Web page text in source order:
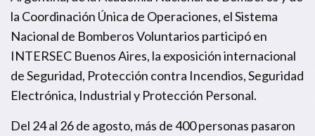
la Coordinación Única de Operaciones, el Sistema
Nacional de Bomberos Voluntarios participó en
INTERSEC Buenos Aires, la exposición internacional
de Seguridad, Protección contra Incendios, Seguridad
Electrónica, Industrial y Protección Personal.
Del 24 al 26 de agosto, más de 400 personas pasaron